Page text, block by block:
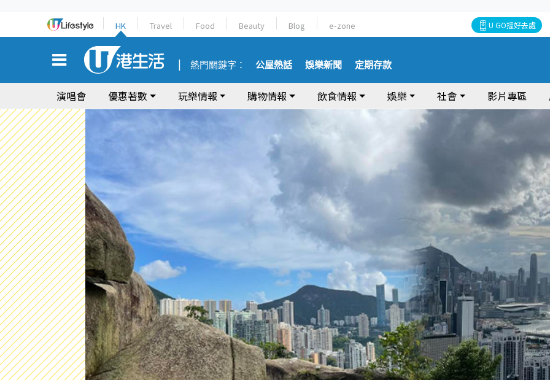
HK Travel Food Beauty Blog e-zone U GO搵好去處
熱門關鍵字： 公屋熱話 娛樂新聞 定期存款
演唱會 優惠著數 玩樂情報 購物情報 飲食情報 娛樂 社會 影片專區